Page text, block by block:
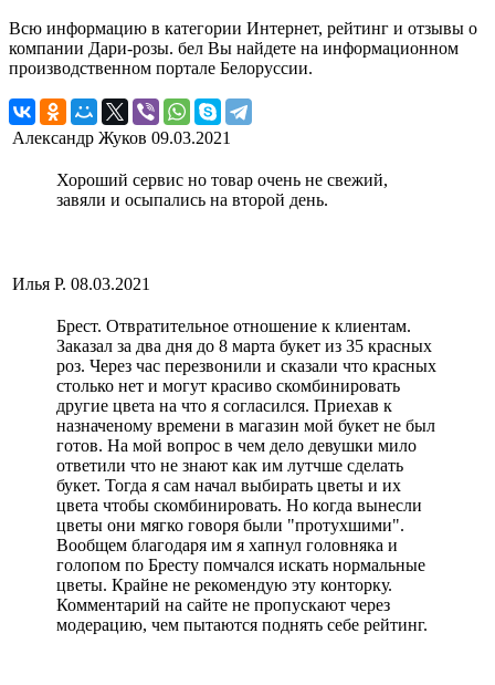
Всю информацию в категории Интернет, рейтинг и отзывы о
компании Дари-розы. бел Вы найдете на информационном
производственном портале Белоруссии.
Александр Жуков 09.03.2021
Хороший сервис но товар очень не свежий,
завяли и осыпались на второй день.
Илья Р. 08.03.2021
Брест. Отвратительное отношение к клиентам.
Заказал за два дня до 8 марта букет из 35 красных
роз. Через час перезвонили и сказали что красных
столько нет и могут красиво скомбинировать
другие цвета на что я согласился. Приехав к
назначеному времени в магазин мой букет не был
готов. На мой вопрос в чем дело девушки мило
ответили что не знают как им лутчше сделать
букет. Тогда я сам начал выбирать цветы и их
цвета чтобы скомбинировать. Но когда вынесли
цветы они мягко говоря были "протухшими".
Вообщем благодаря им я хапнул головняка и
голопом по Бресту помчался искать нормальные
цветы. Крайне не рекомендую эту конторку.
Комментарий на сайте не пропускают через
модерацию, чем пытаются поднять себе рейтинг.